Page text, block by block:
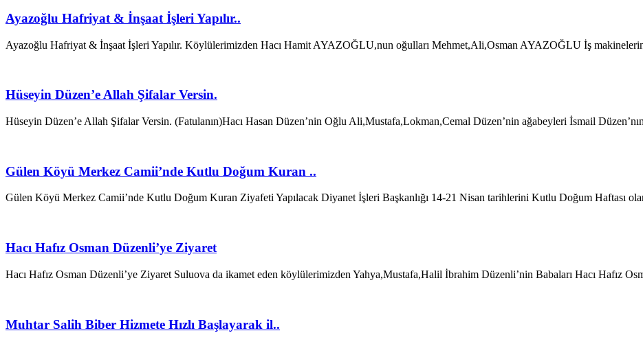
Ayazoğlu Hafriyat & İnşaat İşleri Yapılır..
Ayazoğlu Hafriyat & İnşaat İşleri Yapılır. Köylülerimizden Hacı Hamit AYAZOĞLU,nun oğulları Mehmet,Ali,Osman AYAZOĞLU İş
Hüseyin Düzen’e Allah Şifalar Versin.
Hüseyin Düzen’e Allah Şifalar Versin. (Fatulanın)Hacı Hasan Düzen’nin Oğlu Ali,Mustafa,Lokman,Cemal Düzen’nin ağabeyleri İsmail
Gülen Köyü Merkez Camii’nde Kutlu Doğum Kuran ..
Gülen Köyü Merkez Camii’nde Kutlu Doğum Kuran Ziyafeti Yapılacak Diyanet İşleri Başkanlığı 14-21 Nisan tarihlerini Kutlu Doğum Haftası
Hacı Hafız Osman Düzenli’ye Ziyaret
Hacı Hafız Osman Düzenli’ye Ziyaret Suluova da ikamet eden köylülerimizden Yahya,Mustafa,Halil İbrahim Düzenli’nin Babaları Hacı Hafız
Muhtar Salih Biber Hizmete Hızlı Başlayarak il..